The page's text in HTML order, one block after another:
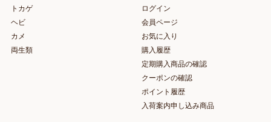
トカゲ
ヘビ
カメ
両生類
ログイン
会員ページ
お気に入り
購入履歴
定期購入商品の確認
クーポンの確認
ポイント履歴
入荷案内申し込み商品